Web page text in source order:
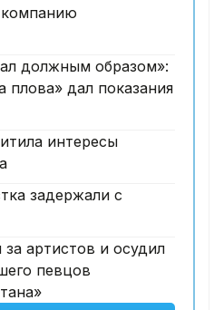
должным образом»:
плова» дал показания
интересы
задержали с
за артистов и осудил
певцов